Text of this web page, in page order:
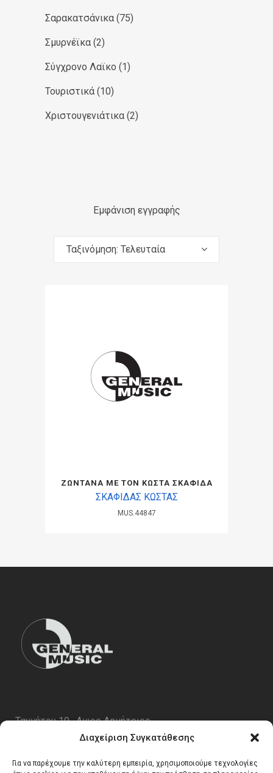
Διαχείριση Συγκατάθεσης
Για να παρέχουμε την καλύτερη εμπειρία, χρησιμοποιούμε τεχνολογίες
Σαρακατσάνικα (75)
Σμυρνέϊκα (2)
Σύγχρονο Λαϊκο (1)
Τουριστικά (10)
Χριστουγενιάτικα (2)
Εμφάνιση εγγραφής
Ταξινόμηση: Τελευταία
ΖΩΝΤΑΝΑ ΜΕ ΤΟΝ ΚΩΣΤΑ ΣΚΑΦΙΔΑ
ΣΚΑΦΙΔΑΣ ΚΩΣΤΑΣ
MUS.44847
Ταυγέτου 19 , Αγιος Δημήτριος
email:info@generalmusic.gr